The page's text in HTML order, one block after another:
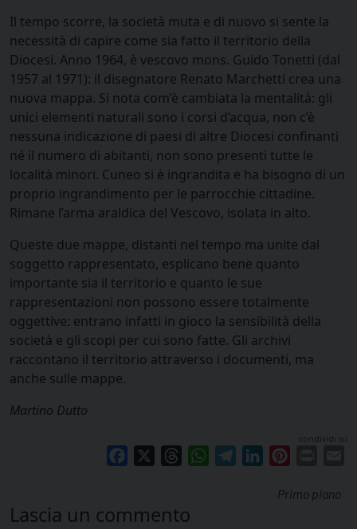
Il tempo scorre, la società muta e di nuovo si sente la
necessità di capire come sia fatto il territorio della
Diocesi. Anno 1964, è vescovo mons. Guido Tonetti (dal
1957 al 1971): il disegnatore Renato Marchetti crea una
nuova mappa. Si nota com’è cambiata la mentalità: gli
unici elementi naturali sono i corsi d’acqua, non c’è
nessuna indicazione di paesi di altre Diocesi confinanti
né il numero di abitanti, non sono presenti tutte le
località minori. Cuneo si è ingrandita e ha bisogno di un
proprio ingrandimento per le parrocchie cittadine.
Rimane l’arma araldica del Vescovo, isolata in alto.
Queste due mappe, distanti nel tempo ma unite dal
soggetto rappresentato, esplicano bene quanto
importante sia il territorio e quanto le sue
rappresentazioni non possono essere totalmente
oggettive: entrano infatti in gioco la sensibilità della
società e gli scopi per cui sono fatte. Gli archivi
raccontano il territorio attraverso i documenti, ma
anche sulle mappe.
Martino Dutto
condividi su
Facebook ThreadsWhatsAppTelegramLinkedIn
Primo piano
Lascia un commento